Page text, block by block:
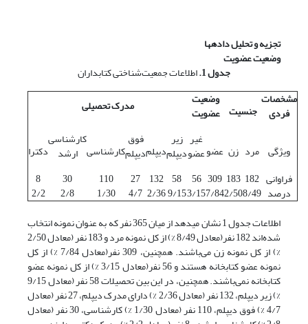
تجزیه و تحلیل داده‏ها
وضعیت عضویت
جدول 1. اطلاعات جمعیت‌شناختی کتابداران
مشخصات
فردی جنسیت
وضعیت
عضویت مدرک تحصیلی
ویژگی مرد زن عضو
غیر
عضو
زیر
دیپلمدیپلم
فوق
دیپلمکارشناسی
کارشناسی
ارشد دکترا
فراوانی 182
183
309
56
58
132
27
110
30
8
درصد 8/49
2/50
7/84
3/15
9/15
2/36
4/7
1/30
2/8
2/2
اطلاعات جدول 1 نشان می­دهد از میان 365 نفر که به عنوان نمونه انتخاب
شده‌اند 182 نفر(معادل 8/49 %) از کل نمونه مرد و 183 نفر (معادل 2/50
%) از کل نمونه زن می‌باشند. همچنین، 309 نفر(معادل 7/84 %) از کل
نمونه عضو کتابخانه هستند و 56 نفر(معادل 3/15 %) از کل نمونه عضو
کتابخانه نمی‌باشند. همچنین، در این بین تحصیلات 58 نفر (معادل 9/15
%) زیر دیپلم، 132 نفر (معادل 2/36 %) دارای مدرک دیپلم، 27 نفر (معادل
4/7 %) فوق دیپلم، 110 نفر (معادل 1/30 %) کارشناسی، 30 نفر (معادل